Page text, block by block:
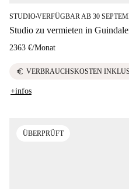
STUDIO■VERFÜGBAR AB 30
Studio zu vermieten in
2363 €/Monat
euro VERBRAUCHSKOSTEN
+infos
ÜBERPRÜFT